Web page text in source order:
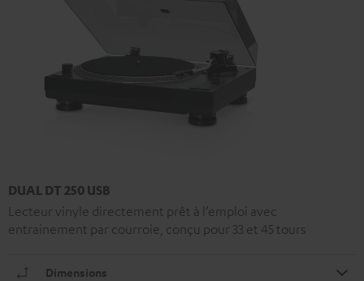
DUAL DT 250 USB
Lecteur vinyle directement prêt à l’emploi avec
entrainement par courroie, conçu pour 33 et 45 tours
Dimensions